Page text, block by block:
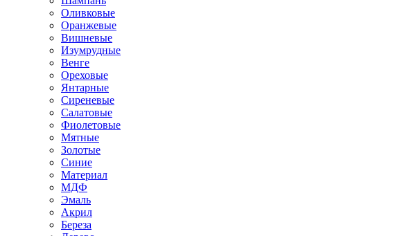
Оливковые
Оранжевые
Вишневые
Изумрудные
Венге
Ореховые
Янтарные
Сиреневые
Салатовые
Фиолетовые
Мятные
Золотые
Синие
Материал
МДФ
Эмаль
Акрил
Береза